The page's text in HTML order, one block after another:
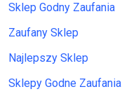
Sklep Godny Zaufania
Zaufany Sklep
Najlepszy Sklep
Sklepy Godne Zaufania